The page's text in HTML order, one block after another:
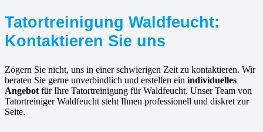
Tatortreinigung Waldfeucht:
Kontaktieren Sie uns
Zögern Sie nicht, uns in einer schwierigen Zeit zu kontaktieren. Wir
beraten Sie gerne unverbindlich und erstellen ein individuelles
Angebot für Ihre Tatortreinigung für Waldfeucht. Unser Team von
Tatortreiniger Waldfeucht steht Ihnen professionell und diskret zur
Seite.